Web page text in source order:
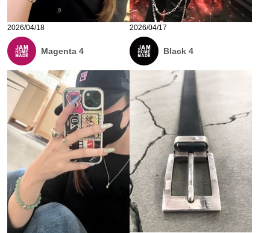
2026/04/18
Magenta 4
2026/04/17
Black 4